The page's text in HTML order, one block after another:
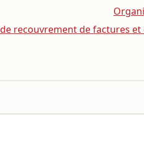
de recouvrement de